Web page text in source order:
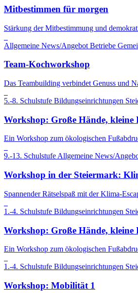
Mitbestimmen für morgen
Stärkung der Mitbestimmung und
Allgemeine News/Angebot Betriebe
Team-Kochworkshop
Das Teambuilding verbindet Genuss und
5.-8. Schulstufe Bildungseinrichtungen
Workshop: Große Hände, kleine
Ein Workshop zum ökologischen
9.-13. SchulstufeAllgemeine News/
Workshop in der Steiermark:
Spannender Rätselspaß mit der Klima-
1.-4. Schulstufe Bildungseinrichtungen
Workshop: Große Hände, kleine
Ein Workshop zum ökologischen
1.-4. Schulstufe Bildungseinrichtungen
Workshop: Mobilität 1